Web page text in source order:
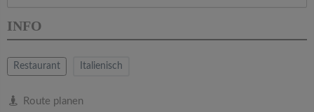
INFO
Restaurant Italienisch
Route planen
a
v